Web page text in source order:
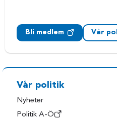
Bli medlem Vår
Vår politik
Nyheter
Politik A-Ö